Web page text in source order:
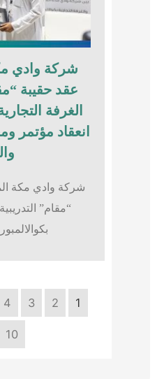
شركة وادي
عقد حقيبة
الغرفة
انعقاد
شركة وادي مكة
“مقام”
1
2
3
4
10